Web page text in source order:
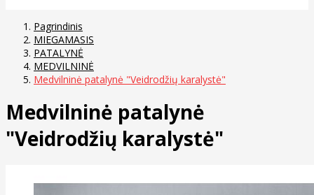
Pagrindinis
MIEGAMASIS
PATALYNĖ
MEDVILNINĖ
Medvilninė patalynė "Veidrodžių karalystė"
Medvilninė patalynė
"Veidrodžių karalystė"